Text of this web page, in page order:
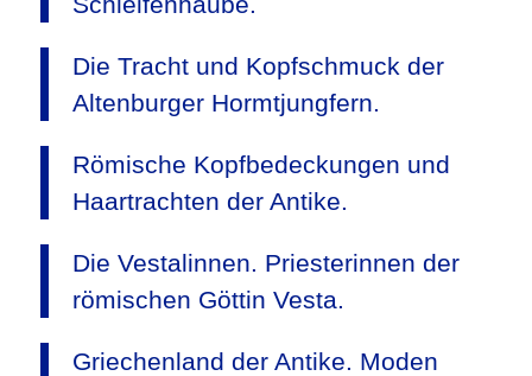
Die Tracht und Kopfschmuck der
Altenburger Hormtjungfern.
Römische Kopfbedeckungen und
Haartrachten der Antike.
Die Vestalinnen. Priesterinnen der
römischen Göttin Vesta.
Griechenland der Antike. Moden